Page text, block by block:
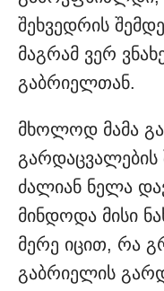
შეხვედრის
მაგრამ ვერ
გაბრიელთან.
მხოლოდ მამა
გარდაცვალების
ძალიან ნელა
მინდოდა მისი
მერე იცით, რა
გაბრიელის